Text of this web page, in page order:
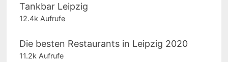
Tankbar Leipzig
12.4k Aufrufe
Die besten Restaurants in Leipzig 2020
11.2k Aufrufe